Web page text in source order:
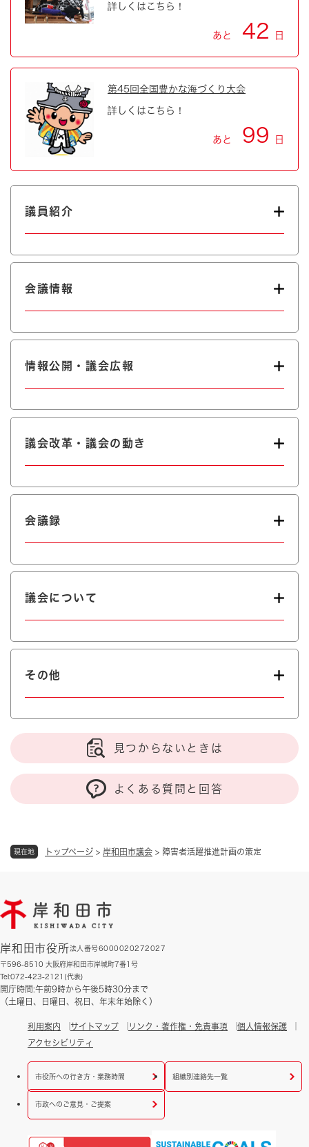
現在地 トップページ > 岸和田市議会 > 障害者活躍推進計画の策定
詳しくはこちら！
あと 42 日
第45回全国豊かな海づくり大会
詳しくはこちら！
あと 99 日
議員紹介
会議情報
情報公開・議会広報
議会改革・議会の動き
会議録
議会について
その他
見つからないときは
よくある質問と回答
岸和田市役所法人番号6000020272027
〒596-8510 大阪府岸和田市岸城町7番1号
Tel:072-423-2121(代表)
開庁時間:午前9時から午後5時30分まで
（土曜日、日曜日、祝日、年末年始除く）
利用案内 サイトマップ リンク・著作権・免責事項
個人情報保護
アクセシビリティ
市役所への行き方・業務時間 組織別連絡先一覧
市政へのご意見・ご提案